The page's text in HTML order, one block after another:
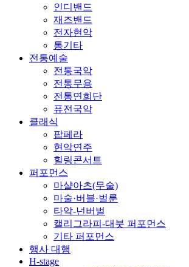
인디밴드
재즈밴드
전자현악
통기타
전통예술
전통국악
전통무용
전통연희단
퓨전국악
클래식
팝페라
현악연주
힐링콘서트
퍼포먼스
마샬아츠(무술)
마술·버블·벌룬
타악-넌버벌
캘리그라피-대붓 퍼포먼스
기타 퍼포먼스
행사 대행
H-stage